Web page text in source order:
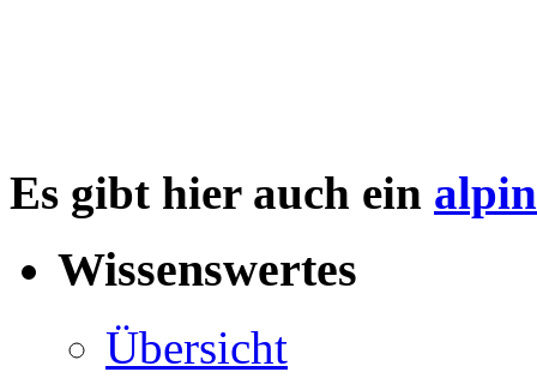
Es gibt hier auch ein
Wissenswertes
Übersicht